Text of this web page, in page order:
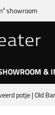
showroom
&
potje | Old